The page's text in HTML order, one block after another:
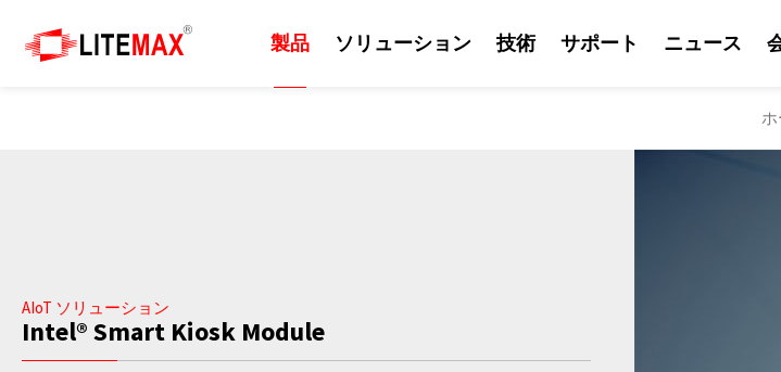
製品
産業用コンピューター
ソリューション
セルフサービスシステム
技術
屋外
サポート
ODM/OEMサービス
ニュース
ニュースレター
世界各地の拠点
ホ
AIoT ソリューション
Intel® Smart Kiosk Module